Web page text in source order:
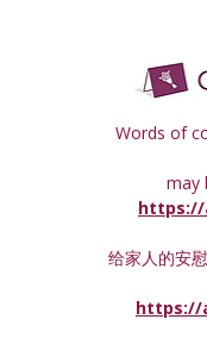
Words of
may
https://
给家人的安
https://